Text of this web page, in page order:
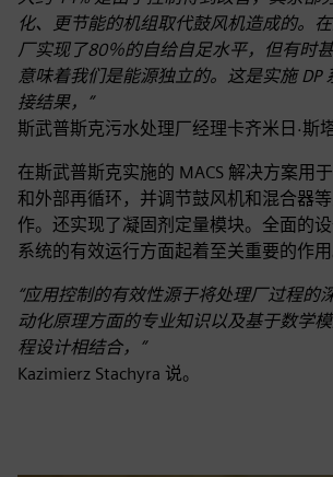
化、更节能的机组取代鼓风机造成的。
厂实现了80％的自给自足水平，但有时
意味着我们是能源独立的。这是实施 DP
接结果，”
斯武普斯克污水处理厂经理卡齐米日·斯
在斯武普斯克实施的 MACS 解决方案用
和外部再循环，并调节鼓风机和混合器
作。还实现了凝固剂定量模块。全面的
系统的有效运行方面起着至关重要的作用
“应用控制的有效性源于将处理厂过程的
动化原理方面的专业知识以及基于数学
程设计相结合，”
Kazimierz Stachyra 说。